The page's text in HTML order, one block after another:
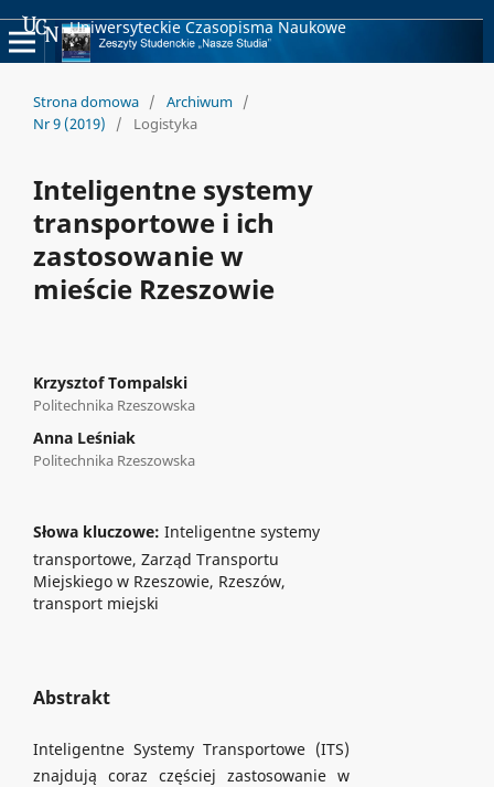
Uniwersyteckie Czasopisma Naukowe
Strona domowa / Archiwum /
Nr 9 (2019)
/ Logistyka
Inteligentne systemy
transportowe i ich
zastosowanie w
mieście Rzeszowie
Krzysztof Tompalski
Politechnika Rzeszowska
Anna Leśniak
Politechnika Rzeszowska
Słowa kluczowe: Inteligentne systemy
transportowe, Zarząd Transportu
Miejskiego w Rzeszowie, Rzeszów,
transport miejski
Abstrakt
Inteligentne Systemy Transportowe (ITS)
znajdują coraz częściej zastosowanie w